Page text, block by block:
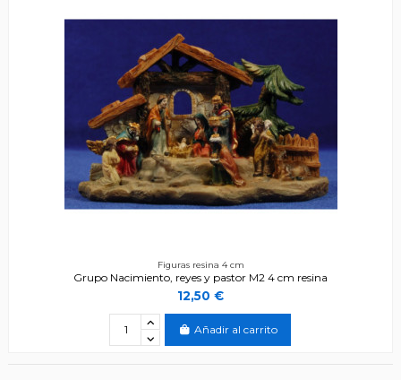
Figuras resina 4 cm
Grupo Nacimiento, reyes y pastor M2 4 cm resina
12,50 €
Añadir al carrito